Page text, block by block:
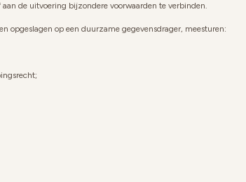
de uitvoering bijzondere voorwaarden te verbinden.
opgeslagen op een duurzame gegevensdrager, meesturen: